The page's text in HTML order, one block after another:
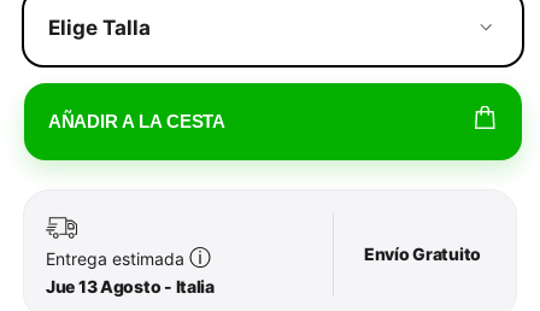
Elige Talla
AÑADIR A LA CESTA
Entrega estimada ⓘ
Jue 13 Agosto - Italia
Envío Gratuito